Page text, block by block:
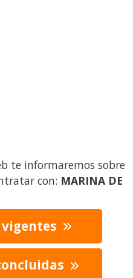
te informaremos sobre
con: MARINA DE